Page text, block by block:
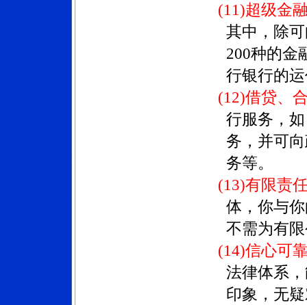
(11)超级金
其中，除
200种的金
行银行的
(12)借贷、
行服务，
务，并可
务等。
(13)有限责
体，你与
不需为有
(14)信心可
法律体系
印象，无